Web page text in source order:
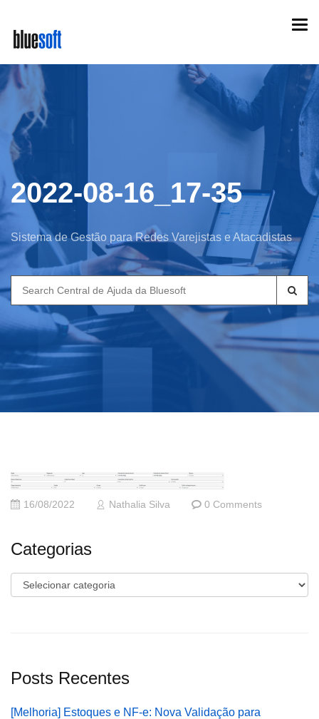
main
content
2022-08-16_17-35
Sistema de Gestão para Redes Varejistas e Atacadistas
Search
for:
16/08/2022 Nathalia Silva 0 Comments
Categorias
Categorias
Posts Recentes
[Melhoria] Estoques e NF-e: Nova Validação para